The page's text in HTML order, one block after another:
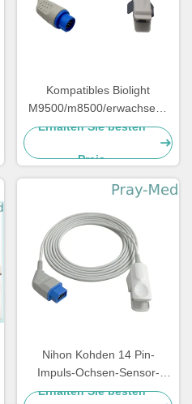
Kompatibles Biolight
M9500/m8500/erwachsene
wiederverwendbare
Sensoren spo2 M7000 12pin
prüfen mit 3m
Erhalten Sie besten
Preis
Nihon Kohden 14 Pin-
Impuls-Ochsen-Sensor-
wiederverwendbare Art
Erhalten Sie besten